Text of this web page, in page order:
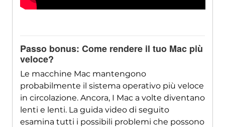
Passo bonus: Come rendere il tuo Mac più
veloce?
Le macchine Mac mantengono
probabilmente il sistema operativo più veloce
in circolazione. Ancora, I Mac a volte diventano
lenti e lenti. La guida video di seguito
esamina tutti i possibili problemi che possono